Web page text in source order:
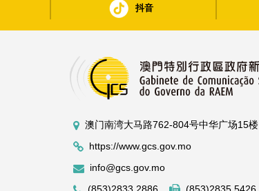
抖音
澳门南湾大马路762-804号中华广场15楼
https://www.gcs.gov.mo
info@gcs.gov.mo